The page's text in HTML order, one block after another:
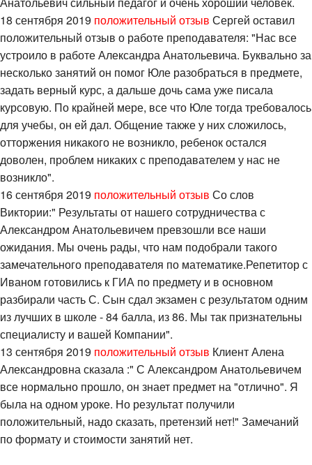
18 сентября 2019 положительный отзыв Сергей оставил
положительный отзыв о работе преподавателя: "Нас все
устроило в работе Александра Анатольевича. Буквально за
несколько занятий он помог Юле разобраться в предмете,
задать верный курс, а дальше дочь сама уже писала
курсовую. По крайней мере, все что Юле тогда требовалось
для учебы, он ей дал. Общение также у них сложилось,
отторжения никакого не возникло, ребенок остался
доволен, проблем никаких с преподавателем у нас не
возникло".
16 сентября 2019 положительный отзыв Со слов
Виктории:" Результаты от нашего сотрудничества с
Александром Анатольевичем превзошли все наши
ожидания. Мы очень рады, что нам подобрали такого
замечательного преподавателя по математике.Репетитор с
Иваном готовились к ГИА по предмету и в основном
разбирали часть С. Сын сдал экзамен с результатом одним
из лучших в школе - 84 балла, из 86. Мы так признательны
специалисту и вашей Компании".
13 сентября 2019 положительный отзыв Клиент Алена
Александровна сказала :" С Александром Анатольевичем
все нормально прошло, он знает предмет на "отлично". Я
была на одном уроке. Но результат получили
положительный, надо сказать, претензий нет!" Замечаний
по формату и стоимости занятий нет.